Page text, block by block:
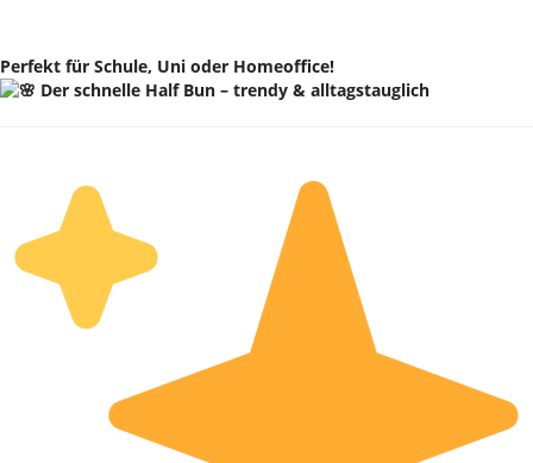
Perfekt für Schule, Uni oder Homeoffice!